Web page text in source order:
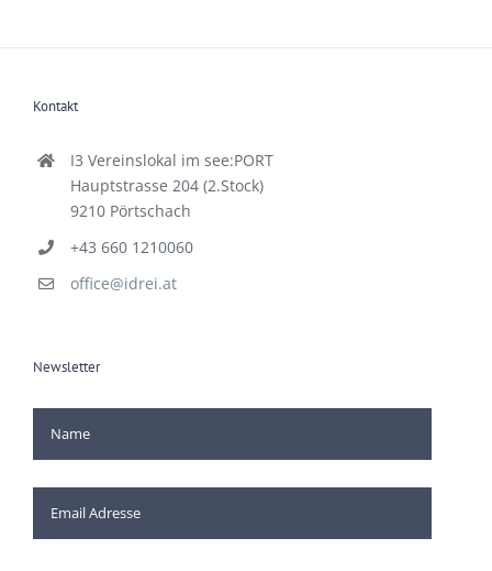
Kontakt
I3 Vereinslokal im see:PORT
Hauptstrasse 204 (2.Stock)
9210 Pörtschach
+43 660 1210060
office@idrei.at
Newsletter